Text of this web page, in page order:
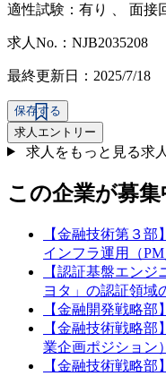
適性試験： 有り 面接
求人No.：NJB2035208
最終更新日：2025/7/18
保存する
求人エントリー
求人をもっと見る求
この企業が募
【金融技術第３
インフラ運用（PM
【認証基盤エン
ヨタ」の認証領域
【金融開発戦略
【金融技術戦略
業企画ポジション）
【金融技術戦略